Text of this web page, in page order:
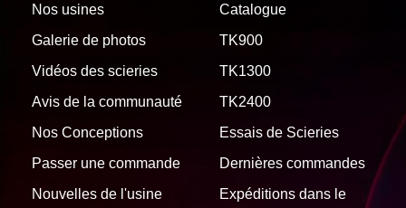
Nos usines
Galerie de photos
Vidéos des scieries
Avis de la communauté
Nos Conceptions
Passer une commande
Nouvelles de l'usine
Catalogue
TK900
TK1300
TK2400
Essais de Scieries
Dernières commandes
Expéditions dans le